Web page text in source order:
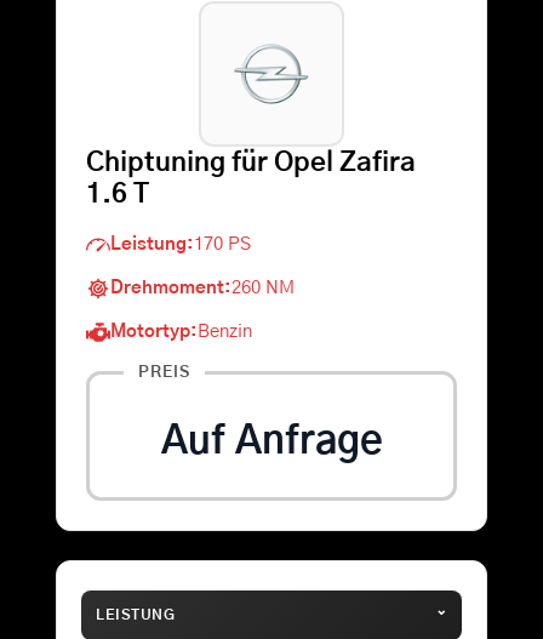
Warenkorb
Chiptuning für Opel Zafira
1.6 T
Leistung: 170 PS
Drehmoment: 260 NM
Motortyp: Benzin
PREIS
Auf Anfrage
LEISTUNG ⌄